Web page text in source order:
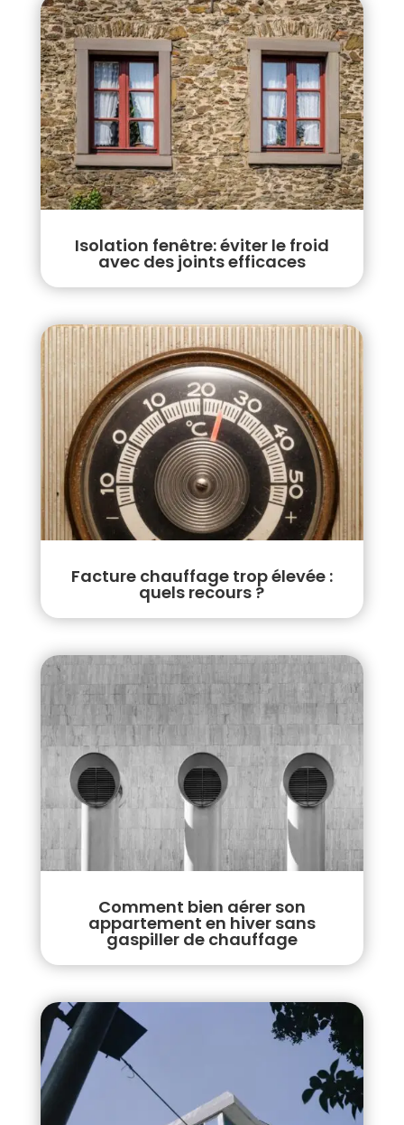
Isolation fenêtre: éviter le froid
avec des joints efficaces
Facture chauffage trop élevée :
quels recours ?
Comment bien aérer son
appartement en hiver sans
gaspiller de chauffage